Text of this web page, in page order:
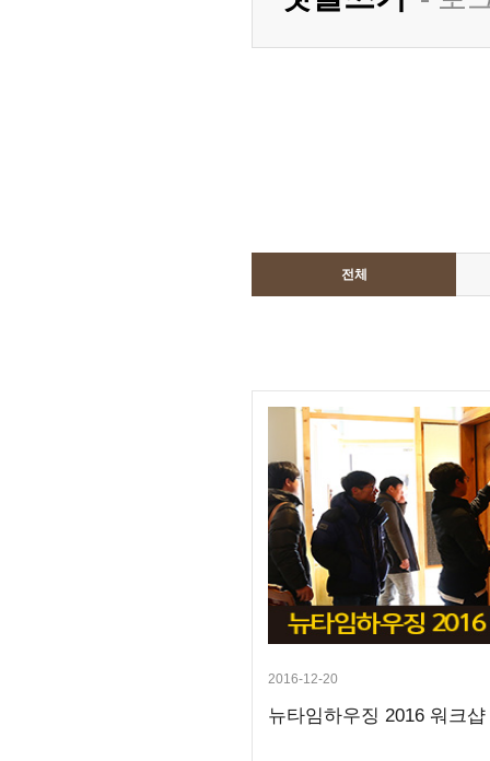
전체
2016-12-20
뉴타임하우징 2016 워크